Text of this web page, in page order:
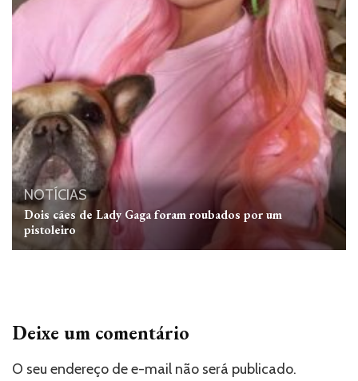
NOTÍCIAS
Dois cães de Lady Gaga foram roubados por um
pistoleiro
Deixe um comentário
O seu endereço de e-mail não será publicado.